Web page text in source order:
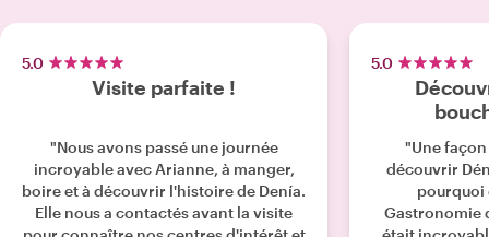
5.0
Visite parfaite !
"Nous avons passé une journée
incroyable avec Arianne, à manger,
boire et à découvrir l'histoire de Denía.
Elle nous a contactés avant la visite
5.0
"Une
découvrir
pourquoi
Gastronomie